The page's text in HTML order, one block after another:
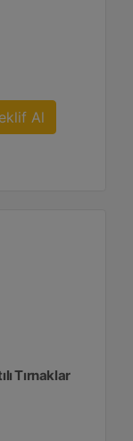
Al
Tırnaklar